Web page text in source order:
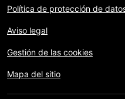
Política de protección de
Aviso legal
Gestión de las cookies
Mapa del sitio